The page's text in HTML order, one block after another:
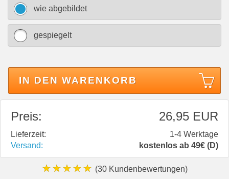
wie abgebildet
gespiegelt
IN DEN WARENKORB
Preis: 26,95 EUR
Lieferzeit:
1-4 Werktage
Versand:
kostenlos ab 49€ (D)
★★★★★ (30 Kundenbewertungen)